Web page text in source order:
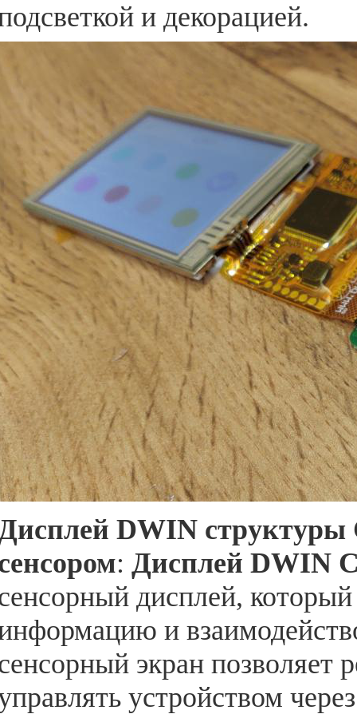
и декорацией.
DWIN
: Дисплей DWIN
дисплей, который
и
экран позволяет
устройством